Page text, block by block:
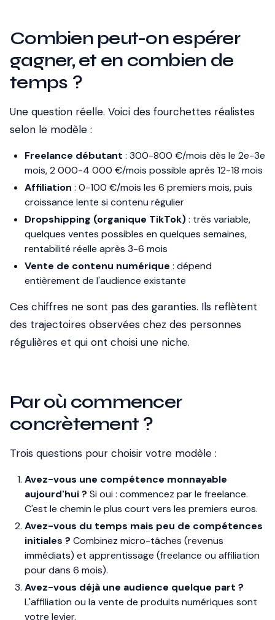
Combien peut-on espérer
gagner, et en combien de
temps ?
Une question réelle. Voici des fourchettes réalistes
selon le modèle :
Freelance débutant : 300-800 €/mois dès le 2e-3e
mois, 2 000-4 000 €/mois possible après 12-18 mois
Affiliation : 0-100 €/mois les 6 premiers mois, puis
croissance lente si contenu régulier
Dropshipping (organique TikTok): très variable,
quelques ventes possibles en quelques semaines,
rentabilité réelle après 3-6 mois
Vente de contenu numérique : dépend
entièrement de l'audience existante
Ces chiffres ne sont pas des garanties. Ils reflètent
des trajectoires observées chez des personnes
régulières et qui ont choisi une niche.
Par où commencer
concrètement ?
Trois questions pour choisir votre modèle :
Avez-vous une compétence monnayable
aujourd'hui ? Si oui : commencez par le freelance.
C'est le chemin le plus court vers les premiers euros.
Avez-vous du temps mais peu de compétences
initiales ? Combinez micro-tâches (revenus
immédiats) et apprentissage (freelance ou affiliation
pour dans 6 mois).
Avez-vous déjà une audience quelque part ?
L'affiliation ou la vente de produits numériques sont
votre levier.